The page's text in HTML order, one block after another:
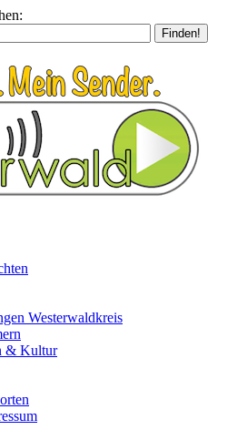
Finden!
Westerwaldkreis
& Kultur